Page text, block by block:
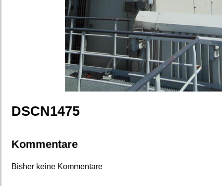
DSCN1475
Kommentare
Bisher keine Kommentare